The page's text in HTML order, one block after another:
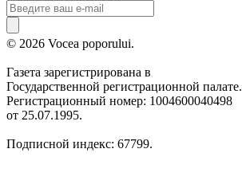
© 2026 Vocea poporului.
Газета зарегистрирована в
Государственной регистрационной палате.
Регистрационный номер: 1004600040498
от 25.07.1995.
Подписной индекс: 67799.